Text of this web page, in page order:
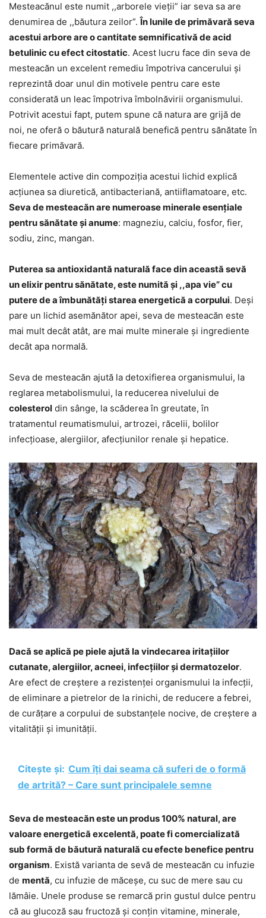
Mesteacănul este numit ,,arborele vieții” iar seva sa are
denumirea de ,,băutura zeilor”.În lunile de primăvară seva
acestui arbore are o cantitate semnificativă de acid
betulinic cu efect citostatic. Acest lucru face din seva de
mesteacăn un excelent remediu împotriva cancerului și
reprezintă doar unul din motivele pentru care este
considerată un leac împotriva îmbolnăvirii organismului.
Potrivit acestui fapt, putem spune că natura are grijă de
noi, ne oferă o băutură naturală benefică pentru sănătate în
fiecare primăvară.
Elementele active din compoziția acestui lichid explică
acțiunea sa diuretică, antibacteriană, antiiflamatoare, etc.
Seva de mesteacăn are numeroase minerale esențiale
pentru sănătate și anume: magneziu, calciu, fosfor, fier,
sodiu, zinc, mangan.
Puterea sa antioxidantă naturală face din această sevă
un elixir pentru sănătate, este numită și ,,apa vie” cu
putere de a îmbunătăți starea energetică a corpului. Deși
pare un lichid asemănător apei, seva de mesteacăn este
mai mult decât atât, are mai multe minerale și ingrediente
decât apa normală.
Seva de mesteacăn ajută la detoxifierea organismului, la
reglarea metabolismului, la reducerea nivelului de
colesterol din sânge, la scăderea în greutate, în
tratamentul reumatismului, artrozei, răcelii, bolilor
infecțioase, alergiilor, afecțiunilor renale și hepatice.
Dacă se aplică pe piele ajută la vindecarea iritațiilor
cutanate, alergiilor, acneei, infecțiilor și dermatozelor.
Are efect de creștere a rezistenței organismului la infecții,
de eliminare a pietrelor de la rinichi, de reducere a febrei,
de curățare a corpului de substanțele nocive, de creștere a
vitalității și imunității.
Citește și: Cum îți dai seama că suferi de o formă
de artrită? – Care sunt principalele semne
Seva de mesteacăn este un produs 100% natural, are
valoare energetică excelentă, poate fi comercializată
sub formă de băutură naturală cu efecte benefice pentru
organism. Există varianta de sevă de mesteacăn cu infuzie
de mentă, cu infuzie de măceșe, cu suc de mere sau cu
lămâie. Unele produse se remarcă prin gustul dulce pentru
că au glucoză sau fructoză și conțin vitamine, minerale,